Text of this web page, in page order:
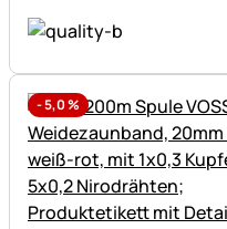
-5,0%